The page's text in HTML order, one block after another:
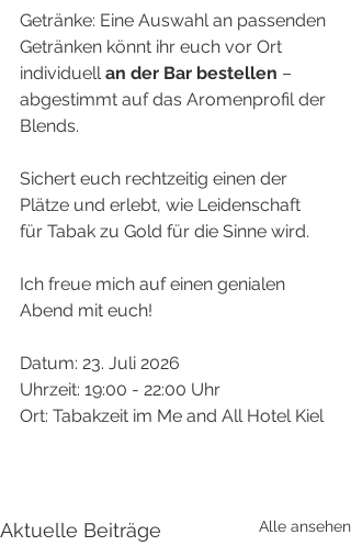
Getränke: Eine Auswahl an passenden
Getränken könnt ihr euch vor Ort
individuell an der Bar bestellen –
abgestimmt auf das Aromenprofil der
Blends.
Sichert euch rechtzeitig einen der
Plätze und erlebt, wie Leidenschaft
für Tabak zu Gold für die Sinne wird.
Ich freue mich auf einen genialen
Abend mit euch!
Datum: 23. Juli 2026
Uhrzeit: 19:00 - 22:00 Uhr
Ort: Tabakzeit im Me and All Hotel Kiel
Aktuelle Beiträge Alle ansehen